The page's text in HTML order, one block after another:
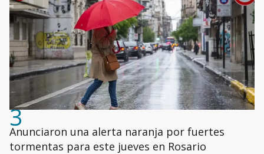
3
Anunciaron una alerta naranja por fuertes
tormentas para este jueves en Rosario